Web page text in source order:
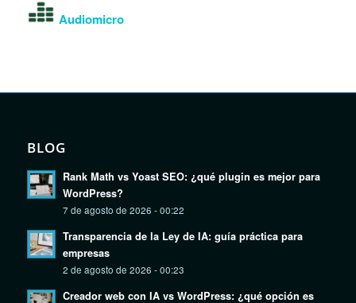
Audiomicro
BLOG
Rank Math vs Yoast SEO: ¿qué plugin es mejor para
WordPress?
7 de agosto de 2026 - 00:22
Transparencia de la Ley de IA: guía práctica para
empresas
2 de agosto de 2026 - 00:23
Creador web con IA vs WordPress: ¿qué opción es